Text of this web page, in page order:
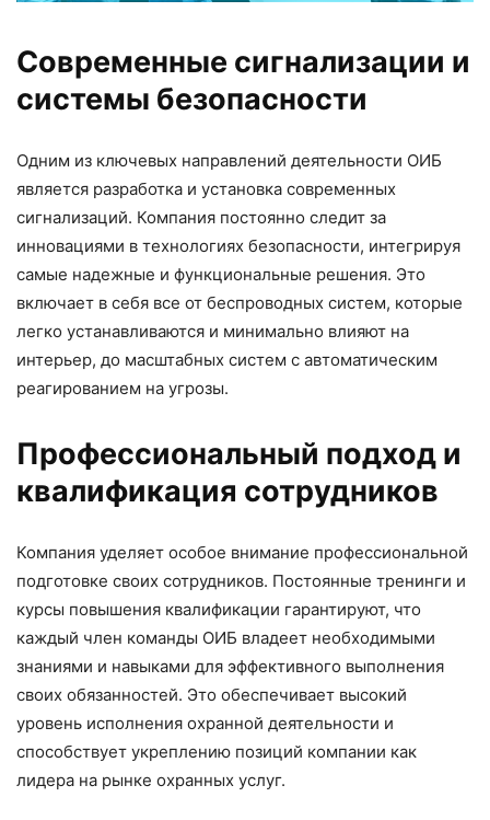
Современные сигнализации и
системы безопасности
Одним из ключевых направлений деятельности ОИБ
является разработка и установка современных
сигнализаций. Компания постоянно следит за
инновациями в технологиях безопасности, интегрируя
самые надежные и функциональные решения. Это
включает в себя все от беспроводных систем, которые
легко устанавливаются и минимально влияют на
интерьер, до масштабных систем с автоматическим
реагированием на угрозы.
Профессиональный подход и
квалификация сотрудников
Компания уделяет особое внимание профессиональной
подготовке своих сотрудников. Постоянные тренинги и
курсы повышения квалификации гарантируют, что
каждый член команды ОИБ владеет необходимыми
знаниями и навыками для эффективного выполнения
своих обязанностей. Это обеспечивает высокий
уровень исполнения охранной деятельности и
способствует укреплению позиций компании как
лидера на рынке охранных услуг.